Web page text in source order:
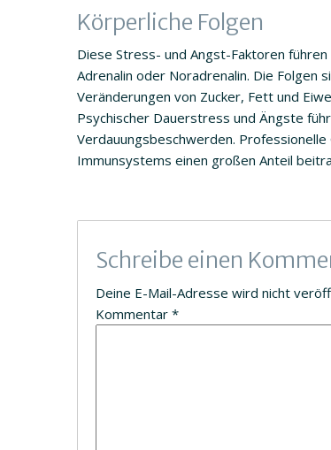
Körperliche Folgen
Diese Stress- und Angst-Faktoren
Adrenalin oder Noradrenalin. Die Folgen
Veränderungen von Zucker, Fett und
Psychischer Dauerstress und Ängste
Verdauungsbeschwerden.
Immunsystems einen großen Anteil
Schreibe einen
Deine E-Mail-Adresse wird nicht
Kommentar *